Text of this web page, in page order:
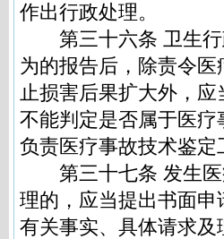
作出行政处理。
第三十六条 卫生行
为的报告后，除责令
止损害后果扩大外，
不能判定是否属于医
负责医疗事故技术鉴
第三十七条 发生医
理的，应当提出书面
有关事实、具体请求及